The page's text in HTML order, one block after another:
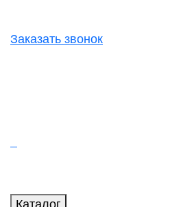
Заказать звонок
Каталог